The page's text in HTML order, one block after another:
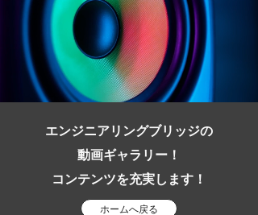
エンジニアリングブリッジの
動画ギャラリー！
​コンテンツを充実します！
ホームへ戻る